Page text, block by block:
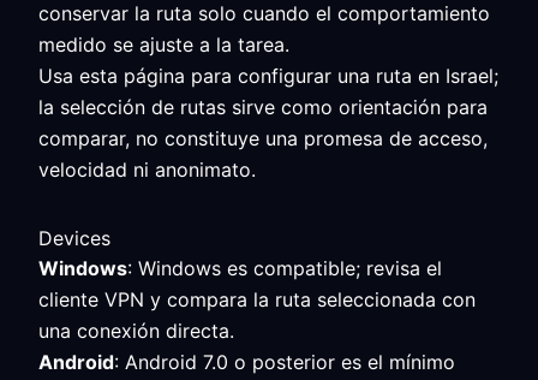
conservar la ruta solo cuando el comportamiento
medido se ajuste a la tarea.
Usa esta página para configurar una ruta en Israel;
la selección de rutas sirve como orientación para
comparar, no constituye una promesa de acceso,
velocidad ni anonimato.
Devices
Windows: Windows es compatible; revisa el
cliente VPN y compara la ruta seleccionada con
una conexión directa.
Android: Android 7.0 o posterior es el mínimo